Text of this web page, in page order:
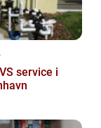
service i